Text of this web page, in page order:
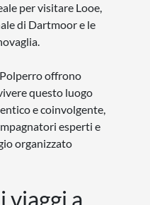
per visitare Looe,
di Dartmoor e le
offrono
questo luogo
e coinvolgente,
esperti e
organizzato
viaggi a